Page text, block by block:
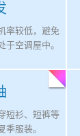
率较低，避免
于空调屋中。
短衫、短裤等
季服装。